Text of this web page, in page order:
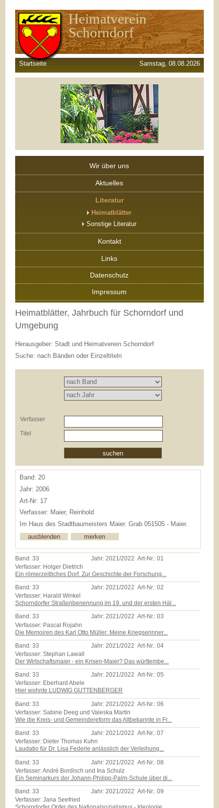
Heimatverein
Schorndorf
Startseite Samstag, 08.08.2026
Wir über uns
Aktuelles
Literatur
Heimatblätter
Sonstige Literatur
Kontakt
Links
Datenschutz
Impressum
Heimatblätter, Jahrbuch für Schorndorf und
Umgebung
Herausgeber: Stadt und Heimatverein Schorndorf
Suche: nach Bänden oder Einzeltiteln
Verfasser
Titel
Band: 20
Jahr: 2006
Art-Nr: 17
Verfasser: Maier, Reinhold
Im Haus des Stadtbaumeisters Maier. Grab 051505 - Maier.
Band:33 Jahr: 2021/2022 Art-Nr.:01
Verfasser: Holger Dietrich
Ein römerzeitliches Dorf. Zur Geschichte der Forschung...
Band:33 Jahr:2021/2022 Art-Nr.:02
Verfasser: Harald Winkel
Schorndorfer Straßenbenennung im 19. und der ersten Häl...
Band:33 Jahr:2021/2022 Art-Nr.:03
Verfasser: Pascal Rojahn
Die Memoiren des Karl Otto Müller: Meine Kriegserinner...
Band:33 Jahr:2021/2022 Art-Nr.:04
Verfasser: Stephan Lawall
Der Wirtschaftsmaier - ein Krisen-Maier? Das württembe...
Band:33 Jahr:2021/2022 Art-Nr.:05
Verfasser: Eberhard Abele
Hier wohnte LUDWIG GUTTENBERGER
Band:33 Jahr: 2021/2022 Art-Nr.:06
Verfasser: Sabine Deeg und Valeska Martin
Wie die Kreis- und Gemeindereform das Altbekannte in Fr...
Band:33 Jahr:2021/2022 Art-Nr.:07
Verfasser: Dieter Thomas Kuhn
Laudatio für Dr. Lisa Federle anlässlich der Verleihung...
Band:33 Jahr: 2021/2022 Art-Nr.:08
Verfasser: André Bordisch und Ina Schulz
Ein Seminarkurs der Johann-Philipp-Palm-Schule über di...
Band:33 Jahr:2021/2022 Art-Nr.:09
Verfasser: Jana Seefried